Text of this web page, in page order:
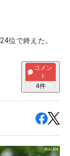
位で終えた。
コメン
ト
4件